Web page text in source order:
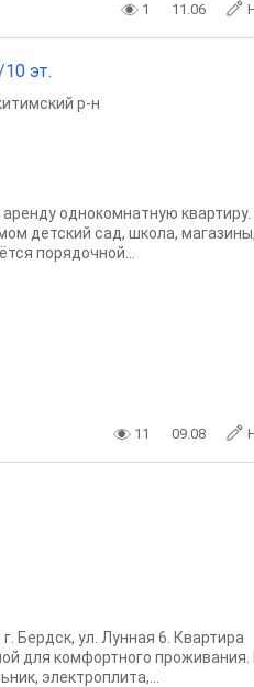
1 11.06
эт.
р-н
однокомнатную квартиру.
детский сад, школа, магазины,
порядочной...
11 09.08
Бердск, ул. Лунная 6. Квартира
для комфортного проживания.
электроплита,...